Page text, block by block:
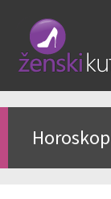
Horoskop